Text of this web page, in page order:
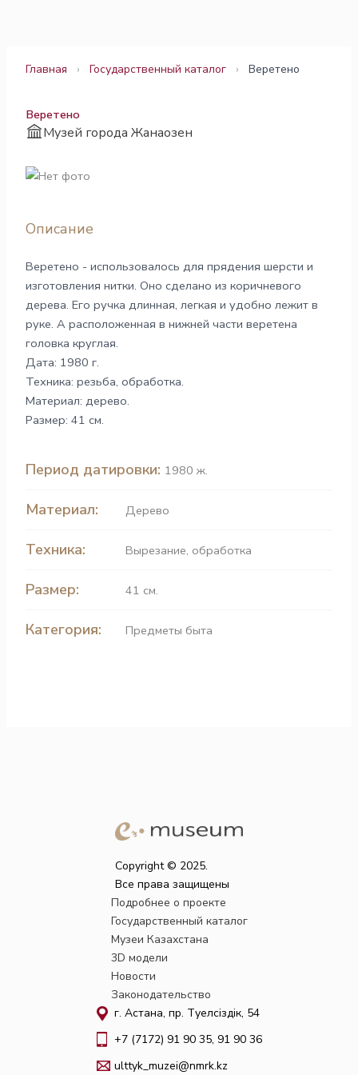
Главная › Государственный каталог › Веретено
Веретено
Музей города Жанаозен
Описание
Веретено - использовалось для прядения шерсти и
изготовления нитки. Оно сделано из коричневого
дерева. Его ручка длинная, легкая и удобно лежит в
руке. А расположенная в нижней части веретена
головка круглая.
Дата: 1980 г.
Техника: резьба, обработка.
Материал: дерево.
Размер: 41 см.
Период датировки: 1980 ж.
Материал: Дерево
Техника: Вырезание, обработка
Размер: 41 см.
Категория: Предметы быта
Copyright © 2025.
Все права защищены
Подробнее о проекте
Государственный каталог
Музеи Казахстана
3D модели
Новости
Законодательство
г. Астана, пр. Тәуелсіздік, 54
+7 (7172) 91 90 35, 91 90 36
ulttyk_muzei@nmrk.kz